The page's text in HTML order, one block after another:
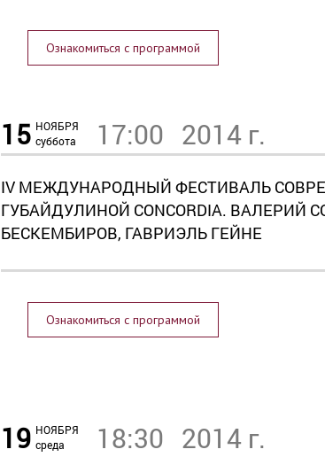
Ознакомиться с программой
15 НОЯБРЯ
суббота
17:00 2014 г.
IV МЕЖДУНАРОДНЫЙ ФЕСТИВАЛЬ
ГУБАЙДУЛИНОЙ СONCORDIA.
БЕСКЕМБИРОВ, ГАВРИЭЛЬ ГЕЙНЕ
Ознакомиться с программой
19 НОЯБРЯ
среда
18:30 2014 г.